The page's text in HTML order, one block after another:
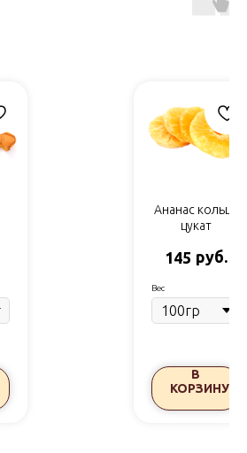
Ананас кольца
цукат
145 руб.
Вес
В
КОРЗИНУ